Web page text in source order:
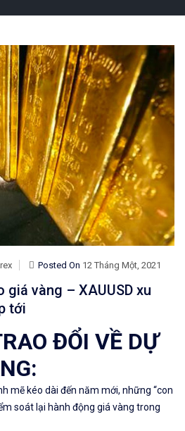
Posted On 12 Tháng Một, 2021
giá vàng – XAUUSD xu
tới
ĐỔI VỀ DỰ
mẽ kéo dài đến năm mới, những “con
soát lại hành động giá vàng trong